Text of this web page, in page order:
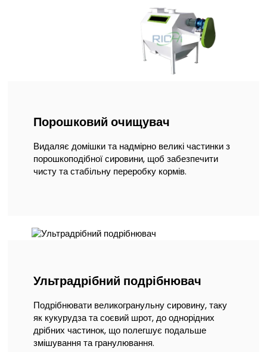
Порошковий очищувач
Видаляє домішки та надмірно великі частинки з
порошкоподібної сировини, щоб забезпечити
чисту та стабільну переробку кормів.
Ультрадрібний подрібнювач
Подрібнювати великогранульну сировину, таку
як кукурудза та соєвий шрот, до однорідних
дрібних частинок, що полегшує подальше
змішування та гранулювання.